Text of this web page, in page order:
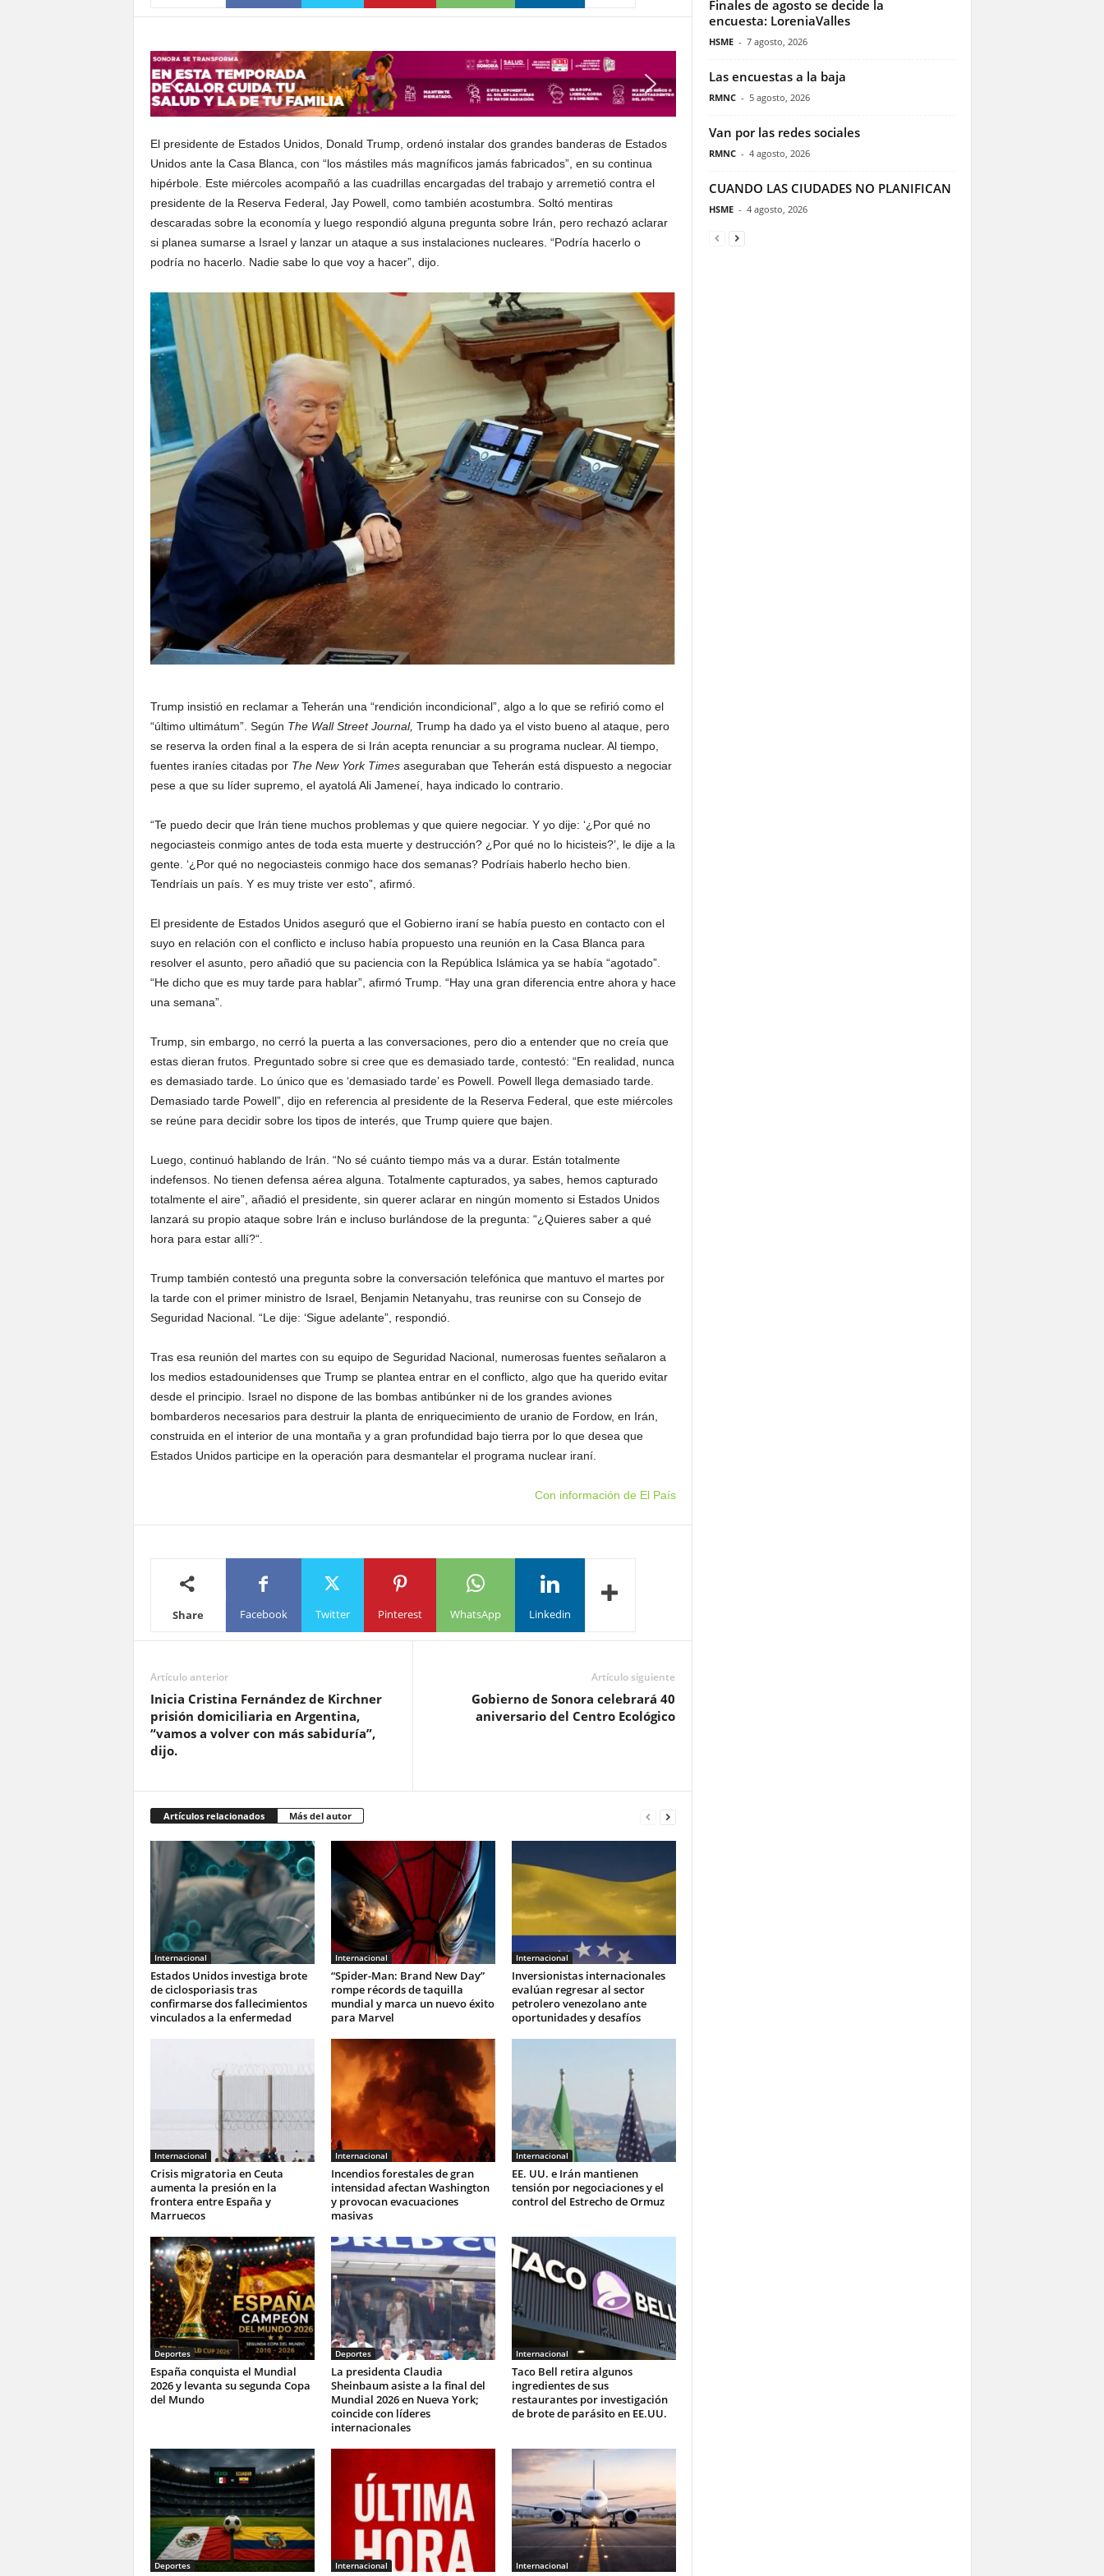
El presidente de Estados Unidos, Donald Trump, ordenó instalar dos grandes banderas de Estados
Unidos ante la Casa Blanca, con “los mástiles más magníficos jamás fabricados”, en su continua
hipérbole. Este miércoles acompañó a las cuadrillas encargadas del trabajo y arremetió contra el
presidente de la Reserva Federal, Jay Powell, como también acostumbra. Soltó mentiras
descaradas sobre la economía y luego respondió alguna pregunta sobre Irán, pero rechazó aclarar
si planea sumarse a Israel y lanzar un ataque a sus instalaciones nucleares. “Podría hacerlo o
podría no hacerlo. Nadie sabe lo que voy a hacer”, dijo.
Trump insistió en reclamar a Teherán una “rendición incondicional”, algo a lo que se refirió como el
“último ultimátum”. Según The Wall Street Journal, Trump ha dado ya el visto bueno al ataque, pero
se reserva la orden final a la espera de si Irán acepta renunciar a su programa nuclear. Al tiempo,
fuentes iraníes citadas por The New York Timesaseguraban que Teherán está dispuesto a negociar
pese a que su líder supremo, el ayatolá Ali Jameneí, haya indicado lo contrario.
“Te puedo decir que Irán tiene muchos problemas y que quiere negociar. Y yo dije: ‘¿Por qué no
negociasteis conmigo antes de toda esta muerte y destrucción? ¿Por qué no lo hicisteis?’, le dije a la
gente. ‘¿Por qué no negociasteis conmigo hace dos semanas? Podríais haberlo hecho bien.
Tendríais un país. Y es muy triste ver esto”, afirmó.
El presidente de Estados Unidos aseguró que el Gobierno iraní se había puesto en contacto con el
suyo en relación con el conflicto e incluso había propuesto una reunión en la Casa Blanca para
resolver el asunto, pero añadió que su paciencia con la República Islámica ya se había “agotado”.
“He dicho que es muy tarde para hablar”, afirmó Trump. “Hay una gran diferencia entre ahora y hace
una semana”.
Trump, sin embargo, no cerró la puerta a las conversaciones, pero dio a entender que no creía que
estas dieran frutos. Preguntado sobre si cree que es demasiado tarde, contestó: “En realidad, nunca
es demasiado tarde. Lo único que es ‘demasiado tarde’ es Powell. Powell llega demasiado tarde.
Demasiado tarde Powell”, dijo en referencia al presidente de la Reserva Federal, que este miércoles
se reúne para decidir sobre los tipos de interés, que Trump quiere que bajen.
Luego, continuó hablando de Irán. “No sé cuánto tiempo más va a durar. Están totalmente
indefensos. No tienen defensa aérea alguna. Totalmente capturados, ya sabes, hemos capturado
totalmente el aire”, añadió el presidente, sin querer aclarar en ningún momento si Estados Unidos
lanzará su propio ataque sobre Irán e incluso burlándose de la pregunta: “¿Quieres saber a qué
hora para estar allí?“.
Trump también contestó una pregunta sobre la conversación telefónica que mantuvo el martes por
la tarde con el primer ministro de Israel, Benjamin Netanyahu, tras reunirse con su Consejo de
Seguridad Nacional. “Le dije: ‘Sigue adelante”, respondió.
Tras esa reunión del martes con su equipo de Seguridad Nacional, numerosas fuentes señalaron a
los medios estadounidenses que Trump se plantea entrar en el conflicto, algo que ha querido evitar
desde el principio. Israel no dispone de las bombas antibúnker ni de los grandes aviones
bombarderos necesarios para destruir la planta de enriquecimiento de uranio de Fordow, en Irán,
construida en el interior de una montaña y a gran profundidad bajo tierra por lo que desea que
Estados Unidos participe en la operación para desmantelar el programa nuclear iraní.
Con información de El País
Share Facebook Twitter Pinterest WhatsApp Linkedin
Artículo anterior
Inicia Cristina Fernández de Kirchner
prisión domiciliaria en Argentina,
“vamos a volver con más sabiduría”,
dijo.
Artículo siguiente
Gobierno de Sonora celebrará 40
aniversario del Centro Ecológico
Artículos relacionados Más del autor
Internacional
Estados Unidos investiga brote
de ciclosporiasis tras
confirmarse dos fallecimientos
vinculados a la enfermedad
Internacional
“Spider-Man: Brand New Day”
rompe récords de taquilla
mundial y marca un nuevo éxito
para Marvel
Internacional
Inversionistas internacionales
evalúan regresar al sector
petrolero venezolano ante
oportunidades y desafíos
Internacional
Crisis migratoria en Ceuta
aumenta la presión en la
frontera entre España y
Marruecos
Internacional
Incendios forestales de gran
intensidad afectan Washington
y provocan evacuaciones
masivas
Internacional
EE. UU. e Irán mantienen
tensión por negociaciones y el
control del Estrecho de Ormuz
Deportes
España conquista el Mundial
2026 y levanta su segunda Copa
del Mundo
Deportes
La presidenta Claudia
Sheinbaum asiste a la final del
Mundial 2026 en Nueva York;
coincide con líderes
internacionales
Internacional
Taco Bell retira algunos
ingredientes de sus
restaurantes por investigación
de brote de parásito en EE.UU.
Deportes Internacional Internacional
Finales de agosto se decide la
encuesta: LoreniaValles
HSME - 7 agosto, 2026
Las encuestas a la baja
RMNC - 5 agosto, 2026
Van por las redes sociales
RMNC - 4 agosto, 2026
CUANDO LAS CIUDADES NO PLANIFICAN
HSME - 4 agosto, 2026